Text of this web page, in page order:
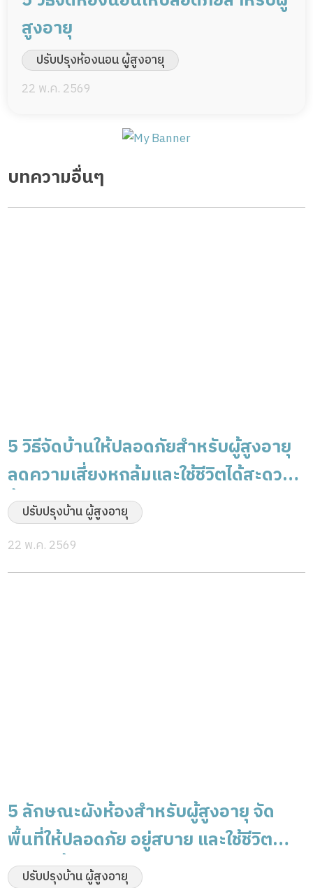
สูงอายุ
ปรับปรุงห้องนอน ผู้สูงอายุ
22 พ.ค. 2569
บทความอื่นๆ
5 วิธีจัดบ้านให้ปลอดภัยสำหรับผู้สูงอายุ
ลดความเสี่ยงหกล้มและใช้ชีวิตได้สะดวก
ขึ้นปรับปรุงบ้าน ผู้สูงอายุ
22 พ.ค. 2569
5 ลักษณะผังห้องสำหรับผู้สูงอายุ จัด
พื้นที่ให้ปลอดภัย อยู่สบาย และใช้ชีวิต
สะดวกขึ้น
ปรับปรุงบ้าน ผู้สูงอายุ